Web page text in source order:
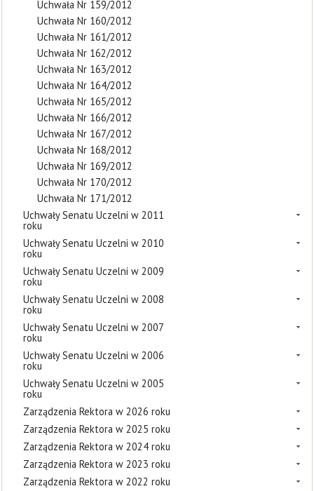
Uchwała Nr 159/2012
Uchwała Nr 160/2012
Uchwała Nr 161/2012
Uchwała Nr 162/2012
Uchwała Nr 163/2012
Uchwała Nr 164/2012
Uchwała Nr 165/2012
Uchwała Nr 166/2012
Uchwała Nr 167/2012
Uchwała Nr 168/2012
Uchwała Nr 169/2012
Uchwała Nr 170/2012
Uchwała Nr 171/2012
Uchwały Senatu Uczelni w 2011
roku
Uchwały Senatu Uczelni w 2010
roku
Uchwały Senatu Uczelni w 2009
roku
Uchwały Senatu Uczelni w 2008
roku
Uchwały Senatu Uczelni w 2007
roku
Uchwały Senatu Uczelni w 2006
roku
Uchwały Senatu Uczelni w 2005
roku
Zarządzenia Rektora w 2026 roku
Zarządzenia Rektora w 2025 roku
Zarządzenia Rektora w 2024 roku
Zarządzenia Rektora w 2023 roku
Zarządzenia Rektora w 2022 roku